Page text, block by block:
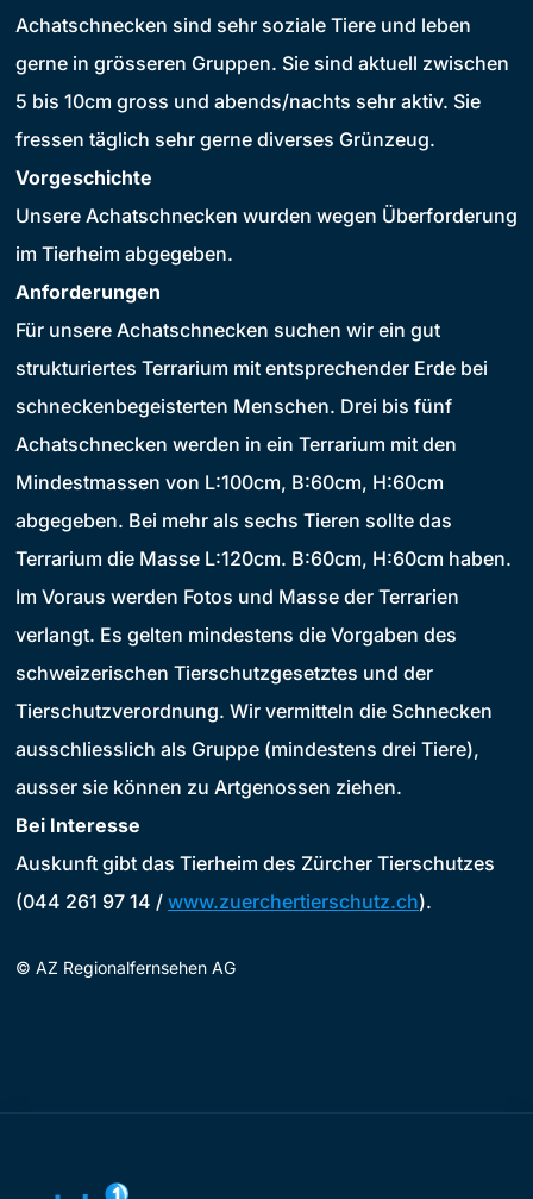
Achatschnecken sind sehr soziale Tiere und leben
gerne in grösseren Gruppen. Sie sind aktuell zwischen
5 bis 10cm gross und abends/nachts sehr aktiv. Sie
fressen täglich sehr gerne diverses Grünzeug.
Vorgeschichte
Unsere Achatschnecken wurden wegen Überforderung
im Tierheim abgegeben.
Anforderungen
Für unsere Achatschnecken suchen wir ein gut
strukturiertes Terrarium mit entsprechender Erde bei
schneckenbegeisterten Menschen. Drei bis fünf
Achatschnecken werden in ein Terrarium mit den
Mindestmassen von L:100cm, B:60cm, H:60cm
abgegeben. Bei mehr als sechs Tieren sollte das
Terrarium die Masse L:120cm. B:60cm, H:60cm haben.
Im Voraus werden Fotos und Masse der Terrarien
verlangt. Es gelten mindestens die Vorgaben des
schweizerischen Tierschutzgesetztes und der
Tierschutzverordnung. Wir vermitteln die Schnecken
ausschliesslich als Gruppe (mindestens drei Tiere),
ausser sie können zu Artgenossen ziehen.
Bei Interesse
Auskunft gibt das Tierheim des Zürcher Tierschutzes
(044 261 97 14 / www.zuerchertierschutz.ch).
© AZ Regionalfernsehen AG